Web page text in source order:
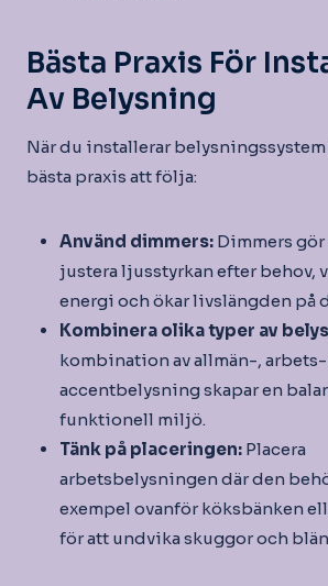
Bästa Praxis För
Av Belysning
När du installerar
bästa praxis att följa:
Använd dimmers: Dimmers
justera ljusstyrkan efter behov,
energi och ökar livslängden på
Kombinera olika typer av
kombination av allmän-,
accentbelysning skapar en
funktionell miljö.
Tänk på placeringen: Placera
arbetsbelysningen där den
exempel ovanför köksbänken
för att undvika skuggor och